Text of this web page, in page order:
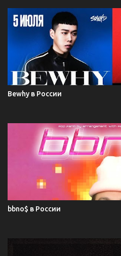
Bewhy в России
bbno$ в России